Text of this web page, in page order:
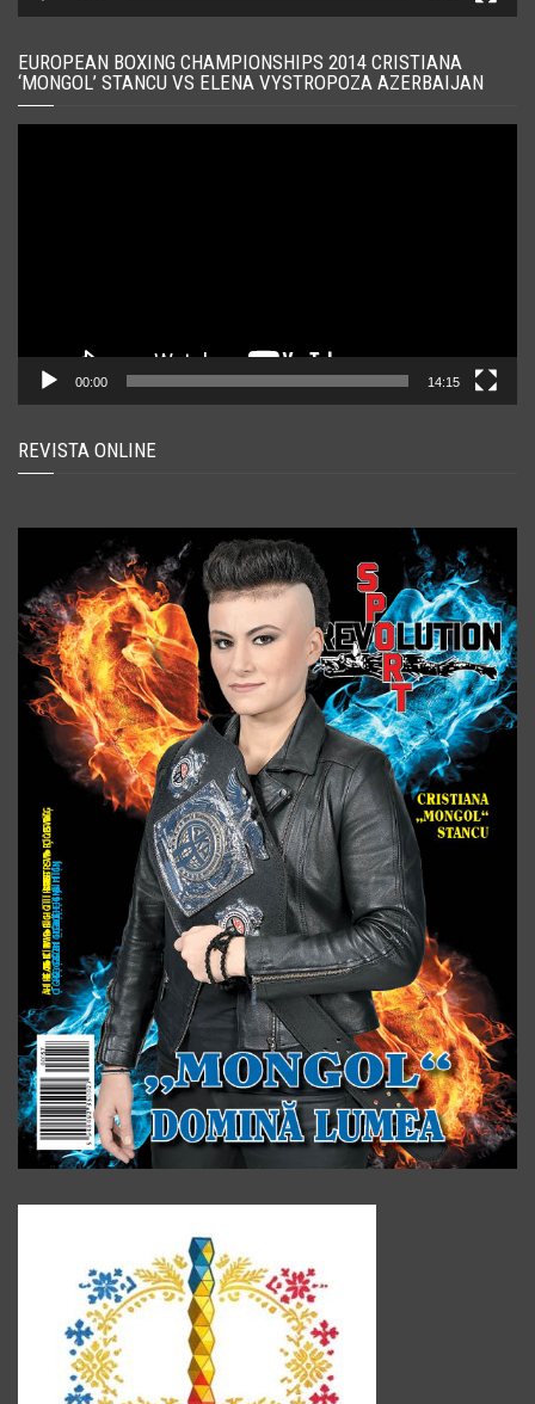
EUROPEAN BOXING CHAMPIONSHIPS 2014 CRISTIANA
‘MONGOL’ STANCU VS ELENA VYSTROPOZA AZERBAIJAN
00:00 14:15
REVISTA ONLINE